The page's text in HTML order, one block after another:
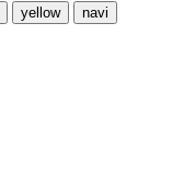
yellow
navi